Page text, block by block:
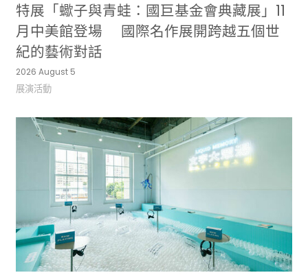
特展「蠍子與青蛙：國巨基金會典藏展」11
月中美館登場 國際名作展開跨越五個世
紀的藝術對話
2026 August 5
展演活動